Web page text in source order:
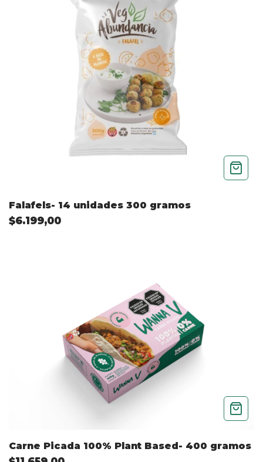
Falafels- 14 unidades 300 gramos
$6.199,00
Carne Picada 100% Plant Based- 400 gramos